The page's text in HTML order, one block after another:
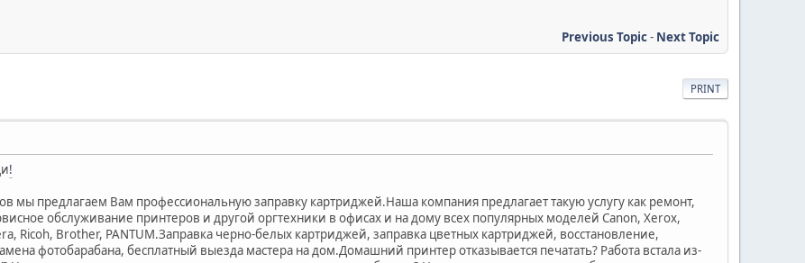
Previous Topic- Next Topic
PRINT
!
мы предлагаем Вам профессиональную заправку картриджей.Наша компания предлагает такую услугу как ремонт,
обслуживание принтеров и другой оргтехники в офисах и на дому всех популярных моделей Canon, Xerox,
Ricoh, Brother, PANTUM.Заправка черно-белых картриджей, заправка цветных картриджей, восстановление,
фотобарабана, бесплатный выезда мастера на дом.Домашний принтер отказывается печатать? Работа встала из-